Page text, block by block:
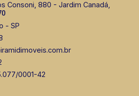
Consoni, 880 - Jardim Canadá,
- SP
0001-42